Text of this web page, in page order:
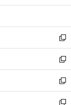
開
ウ
開
く
ン
ウ
で
開
く
ウ
ン
ド
ウ
で
開
く
新
し
い
ウ
ィ
ン
ド
新
し
い
ウ
ィ
新
し